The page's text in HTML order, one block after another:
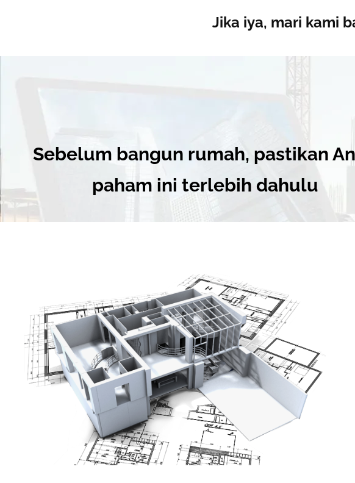
Jika iya, mari kami
Sebelum bangun rumah, pastikan
paham ini terlebih dahulu